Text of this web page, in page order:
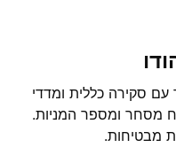
סקירה כללית ומדדי
מסחר ומספר המניות.
מבטיחות.